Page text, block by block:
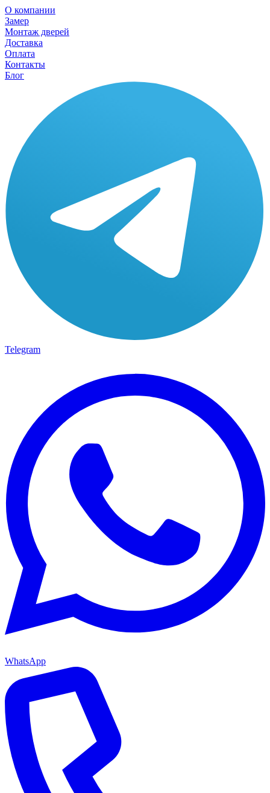
О компании
Замер
Монтаж дверей
Доставка
Оплата
Контакты
Блог
Telegram
WhatsApp